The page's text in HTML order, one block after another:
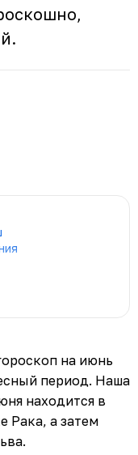
на июнь
период. Наша
находится в
Рака, а затем